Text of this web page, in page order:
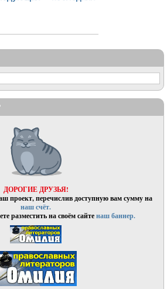
ДОРОГИЕ ДРУЗЬЯ!
проект, перечислив доступную вам сумму на
наш счёт.
разместить на своём сайтенаш баннер.